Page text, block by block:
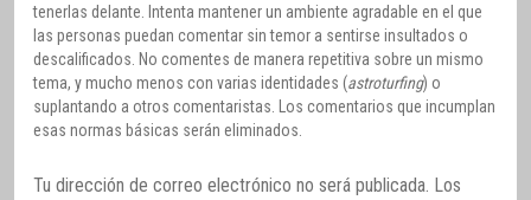
tenerlas delante. Intenta mantener un ambiente agradable en el que
las personas puedan comentar sin temor a sentirse insultados o
descalificados. No comentes de manera repetitiva sobre un mismo
tema, y mucho menos con varias identidades (astroturfing) o
suplantando a otros comentaristas. Los comentarios que incumplan
esas normas básicas serán eliminados.
Tu dirección de correo electrónico no será publicada. Los